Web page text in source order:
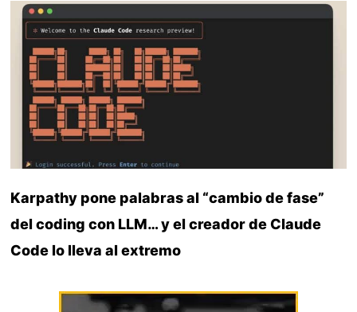
Karpathy pone palabras al “cambio de fase”
del coding con LLM… y el creador de Claude
Code lo lleva al extremo